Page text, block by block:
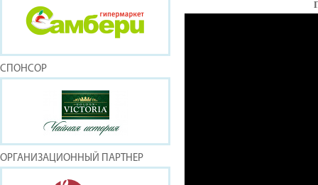
СПОНСОР
ОРГАНИЗАЦИОННЫЙ ПАРТНЕР